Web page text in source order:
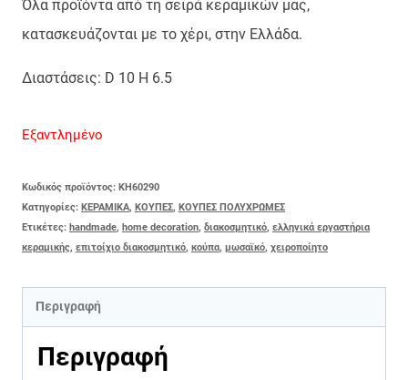
Όλα προϊόντα από τη σειρά κεραμικών μας,
κατασκευάζονται με το χέρι, στην Ελλάδα.
Διαστάσεις: D 10 H 6.5
Εξαντλημένο
Κωδικός προϊόντος: KH60290
Κατηγορίες: ΚΕΡΑΜΙΚΑ, ΚΟΥΠΕΣ, ΚΟΥΠΕΣ ΠΟΛΥΧΡΩΜΕΣ
Ετικέτες: handmade, home decoration, διακοσμητικό, ελληνικά εργαστήρια
κεραμικής, επιτοίχιο διακοσμητικό, κούπα, μωσαϊκό, χειροποίητο
Περιγραφή
Περιγραφή